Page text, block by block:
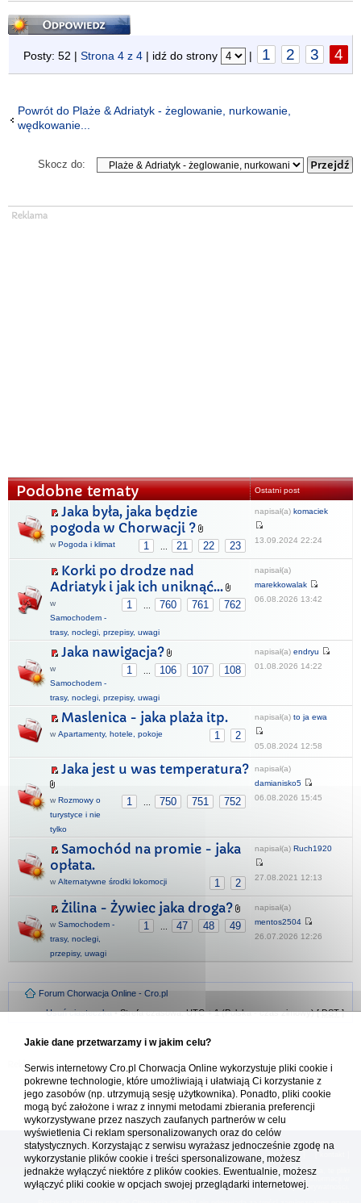
Odpowiedz
Posty: 52 | Strona 4 z 4 | idź do strony | 1 2 3 4
Powrót do Plaże & Adriatyk - żeglowanie, nurkowanie,
wędkowanie...
Skocz do:
Podobne tematy Ostatni post
Jaka była, jaka będzie
pogoda w Chorwacji ?
1 21 22 23
w Pogoda i klimat
napisał(a) komaciek
13.09.2024 22:24
Korki po drodze nad
Adriatyk i jak ich uniknąć...
1 760 761 762
w
Samochodem -
trasy, noclegi, przepisy, uwagi
napisał(a)
marekkowalak
06.08.2026 13:42
Jaka nawigacja?
1 106 107 108
w
Samochodem -
trasy, noclegi, przepisy, uwagi
napisał(a) endryu
01.08.2026 14:22
Maslenica - jaka plaża itp.
1 2
w Apartamenty, hotele, pokoje
napisał(a) to ja ewa
05.08.2024 12:58
Jaka jest u was temperatura?
1 750 751 752
w Rozmowy o
turystyce i nie
tylko
napisał(a)
damianisko5
06.08.2026 15:45
Samochód na promie - jaka
opłata.
1 2
w Alternatywne środki lokomocji
napisał(a) Ruch1920
27.08.2021 12:13
Żilina - Żywiec jaka droga?
1 47 48 49
w Samochodem -
trasy, noclegi,
przepisy, uwagi
napisał(a)
mentos2504
26.07.2026 12:26
Forum Chorwacja Online - Cro.pl
Usuń ciasteczka• Strefa czasowa: UTC + 1 (Polska - czas zimowy) [DST]
reklama
Platforma cro.pl© Chorwacja online™ wykorzystuje cookies do prawidłowego działania, te pliki
gromadzą na Twoim komputerze dane ułatwiające korzystanie z serwisu; więcej informacji w
polityce prywatności
Jakie dane przetwarzamy i w jakim celu?
Serwis internetowy Cro.pl Chorwacja Online wykorzystuje pliki cookie i
pokrewne technologie, które umożliwiają i ułatwiają Ci korzystanie z
jego zasobów (np. utrzymują sesję użytkownika). Ponadto, pliki cookie
mogą być założone i wraz z innymi metodami zbierania preferencji
wykorzystywane przez naszych zaufanych partnerów w celu
wyświetlenia Ci reklam spersonalizowanych oraz do celów
statystycznych. Korzystając z serwisu wyrażasz jednocześnie zgodę na
wykorzystanie plików cookie i treści spersonalizowane, możesz
jednakże wyłączyć niektóre z plików cookies. Ewentualnie, możesz
wyłączyć pliki cookie w opcjach swojej przeglądarki internetowej.